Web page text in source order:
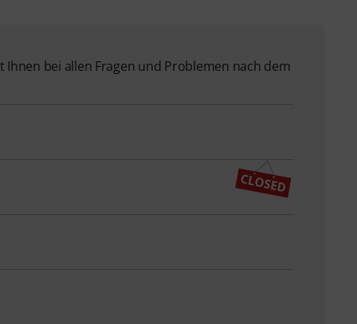
bei allen Fragen und Problemen nach dem